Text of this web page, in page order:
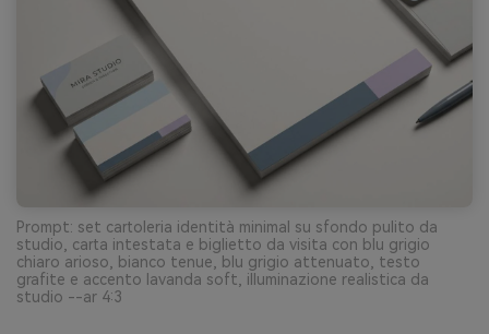
Prompt: set cartoleria identità minimal su sfondo pulito da
studio, carta intestata e biglietto da visita con blu grigio
chiaro arioso, bianco tenue, blu grigio attenuato, testo
grafite e accento lavanda soft, illuminazione realistica da
studio --ar 4:3